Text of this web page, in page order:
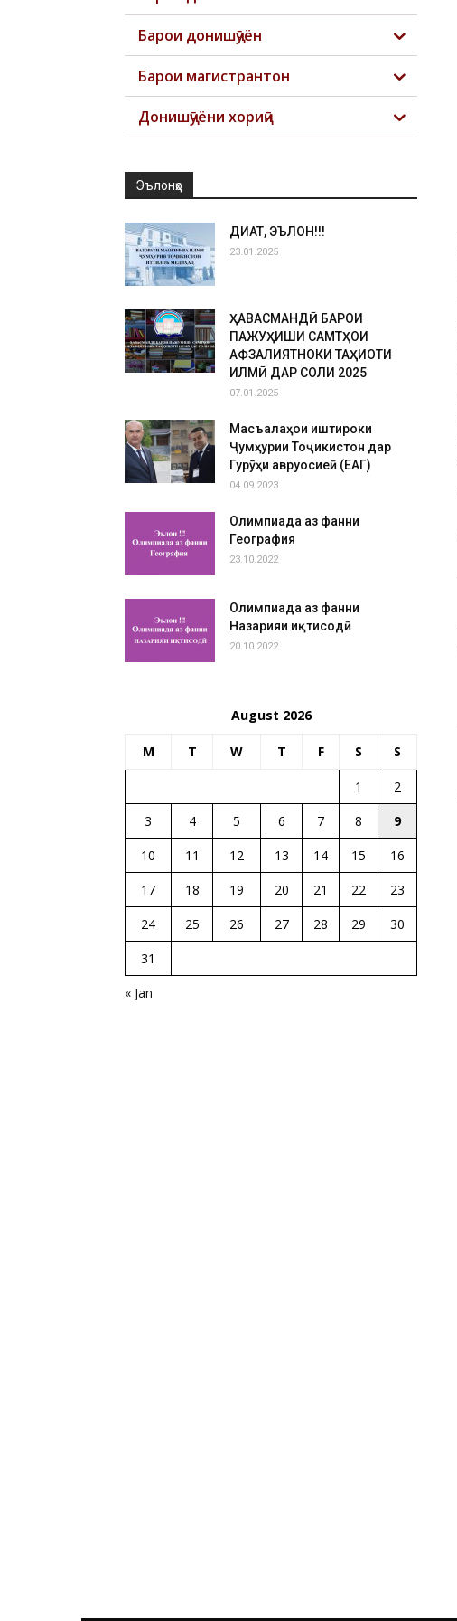
Барои донишҷӯён
Барои магистрантон
Донишҷӯёни хориҷӣ
Эълонҳо
ДИҚҚАТ, ЭЪЛОН!!!
23.01.2025
ҲАВАСМАНДӢ БАРОИ
ПАЖУҲИШИ САМТҲОИ
АФЗАЛИЯТНОКИ ТАҲҚИҚОТИ
ИЛМӢ ДАР СОЛИ 2025
07.01.2025
Масъалаҳои иштироки
Ҷумҳурии Тоҷикистон дар
Гурӯҳи авруосиеӣ (ЕАГ)
04.09.2023
Олимпиада аз фанни
География
23.10.2022
Олимпиада аз фанни
Назарияи иқтисодӣ
20.10.2022
August 2026
M T W T F S S
« Jan
1
2
3
4 5 6 7 8
9
10
11 12 13 14 15
16
17
18 19 20 21 22
23
24
25 26 27 28 29
30
31